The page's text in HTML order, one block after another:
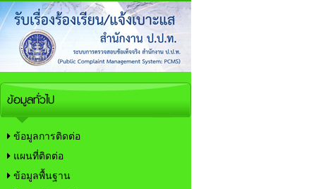
ข้อมูลทั่วไป
ข้อมูลการติดต่อ
แผนที่ติดต่อ
ข้อมูลพื้นฐาน